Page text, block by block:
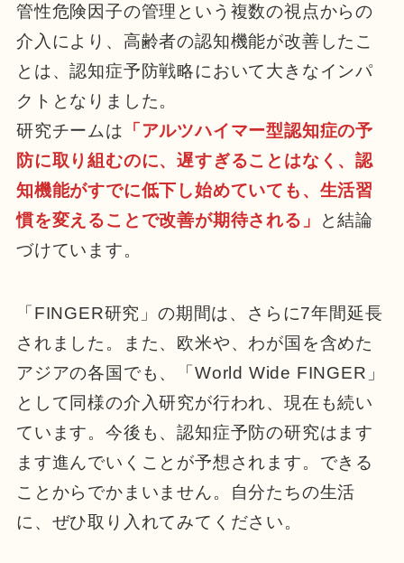
管性危険因子の管理という複数の視点からの
介入により、高齢者の認知機能が改善したこ
とは、認知症予防戦略において大きなインパ
クトとなりました。
研究チームは 「アルツハイマー型認知症の予
防に取り組むのに、遅すぎることはなく、認
知機能がすでに低下し始めていても、生活習
慣を変えることで改善が期待される」
と結論
づけています。
「FINGER研究」の期間は、さらに7年間延長
されました。また、欧米や、わが国を含めた
アジアの各国でも、「World Wide FINGER」
として同様の介入研究が行われ、現在も続い
ています。今後も、認知症予防の研究はます
ます進んでいくことが予想されます。できる
ことからでかまいません。自分たちの生活
に、ぜひ取り入れてみてください。